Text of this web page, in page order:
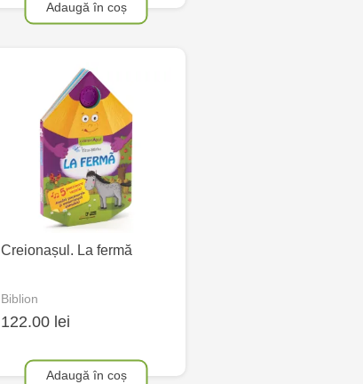
Adaugă în coș
Creionașul. La fermă
Biblion
122.00 lei
Adaugă în coș